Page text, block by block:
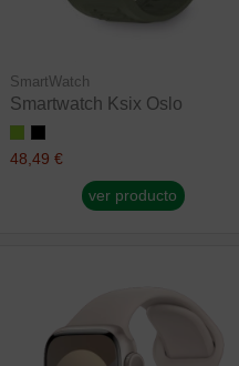
SmartWatch
Smartwatch Ksix Oslo
48,49 €
ver producto